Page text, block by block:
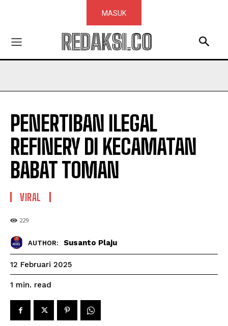
MASUK
REDAKSI.CO
PENERTIBAN ILEGAL
REFINERY DI KECAMATAN
BABAT TOMAN
VIRAL
229
AUTHOR: Susanto Plaju
12 Februari 2025
1 min. read